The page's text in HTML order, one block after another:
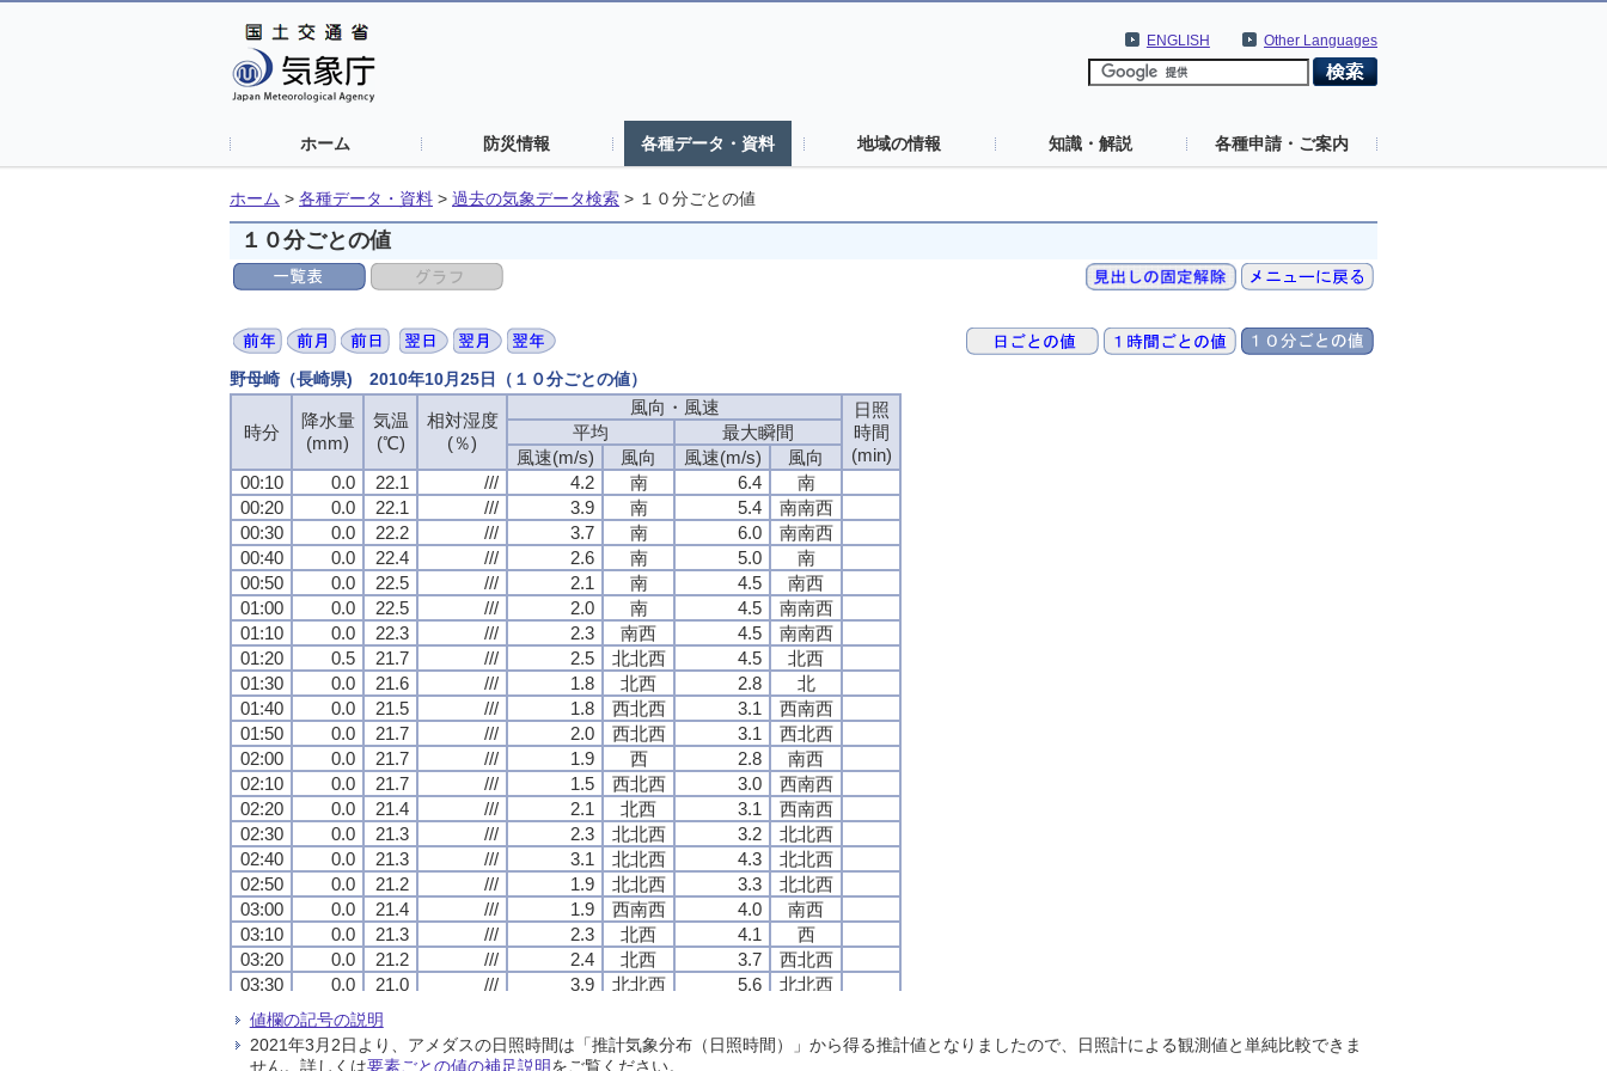
Other Languages
ENGLISH
ホーム 防災情報 各種データ・資料 地域の情報 知識・解説 各種申請・ご案内
ホーム > 各種データ・資料 > 過去の気象データ検索 > １０分ごとの値
１０分ごとの値
野母崎（長崎県) 2010年10月25日（１０分ごとの値）
時分
降水量
(mm)
気温
(℃)
相対湿度
(％)
風向・風速
日照
時間
(min)
平均
最大瞬間
風速(m/s)
風向 風速(m/s)
風向
00:10
0.0 22.1 /// 4.2 南 6.4
南
00:20
0.0 22.1 /// 3.9 南 5.4
南南西
00:30
0.0 22.2 /// 3.7 南 6.0
南南西
00:40
0.0 22.4 /// 2.6 南 5.0
南
00:50
0.0 22.5 /// 2.1 南 4.5
南西
01:00
0.0 22.5 /// 2.0 南 4.5
南南西
01:10
0.0 22.3 /// 2.3 南西 4.5
南南西
01:20
0.5 21.7 /// 2.5 北北西 4.5
北西
01:30
0.0 21.6 /// 1.8 北西 2.8
北
01:40
0.0 21.5 /// 1.8 西北西 3.1
西南西
01:50
0.0 21.7 /// 2.0 西北西 3.1
西北西
02:00
0.0 21.7 /// 1.9 西 2.8
南西
02:10
0.0 21.7 /// 1.5 西北西 3.0
西南西
02:20
0.0 21.4 /// 2.1 北西 3.1
西南西
02:30
0.0 21.3 /// 2.3 北北西 3.2
北北西
02:40
0.0 21.3 /// 3.1 北北西 4.3
北北西
02:50
0.0 21.2 /// 1.9 北北西 3.3
北北西
03:00
0.0 21.4 /// 1.9 西南西 4.0
南西
03:10
0.0 21.3 /// 2.3 北西 4.1
西
03:20
0.0 21.2 /// 2.4 北西 3.7
西北西
03:30
0.0 21.0 /// 3.9 北北西 5.6
北北西
03:40
0.0 21.0
03:50
0.0 20.9 /// 4.4 北北西 5.3
北北西
04:00
0.0 20.8 /// 4.6 北北西 5.3 北北西
時分
降水量
(mm)
気温
(℃)
相対湿度
(％)
風向・風速
日照
時間
(min)
平均
最大瞬間
風速(m/s)
風向 風速(m/s)
風向
00:10
0.0 22.1 /// 4.2 南 6.4
南
00:20
0.0 22.1 /// 3.9 南 5.4
南南西
00:30
0.0 22.2 /// 3.7 南 6.0
南南西
00:40
0.0 22.4 /// 2.6 南 5.0
南
00:50
0.0 22.5 /// 2.1 南 4.5
南西
01:00
0.0 22.5 /// 2.0 南 4.5
南南西
01:10
0.0 22.3 /// 2.3 南西 4.5
南南西
01:20
0.5 21.7 /// 2.5 北北西 4.5
北西
01:30
0.0 21.6 /// 1.8 北西 2.8
北
01:40
0.0 21.5 /// 1.8 西北西 3.1
西南西
01:50
0.0 21.7 /// 2.0 西北西 3.1
西北西
02:00
0.0 21.7 /// 1.9 西 2.8
南西
02:10
0.0 21.7 /// 1.5 西北西 3.0
西南西
02:20
0.0 21.4 /// 2.1 北西 3.1
西南西
02:30
0.0 21.3 /// 2.3 北北西 3.2
北北西
02:40
0.0 21.3 /// 3.1 北北西 4.3
北北西
02:50
0.0 21.2 /// 1.9 北北西 3.3
北北西
03:00
0.0 21.4 /// 1.9 西南西 4.0
南西
03:10
0.0 21.3 /// 2.3 北西 4.1
西
03:20
0.0 21.2 /// 2.4 北西 3.7
西北西
03:30
0.0 21.0 /// 3.9 北北西 5.6
北北西
03:40
0.0 21.0
03:50
0.0 20.9 /// 4.4 北北西 5.3
北北西
04:00
0.0 20.8 /// 4.6 北北西 5.3 北北西
時分
降水量
(mm)
気温
(℃)
相対湿度
(％)
風向・風速
日照
時間
(min)
平均
最大瞬間
風速(m/s)
風向 風速(m/s)
風向
00:10
0.0 22.1 /// 4.2 南 6.4
南
00:20
0.0 22.1 /// 3.9 南 5.4
南南西
00:30
0.0 22.2 /// 3.7 南 6.0
南南西
00:40
0.0 22.4 /// 2.6 南 5.0
南
00:50
0.0 22.5 /// 2.1 南 4.5
南西
01:00
0.0 22.5 /// 2.0 南 4.5
南南西
01:10
0.0 22.3 /// 2.3 南西 4.5
南南西
01:20
0.5 21.7 /// 2.5 北北西 4.5
北西
01:30
0.0 21.6 /// 1.8 北西 2.8
北
01:40
0.0 21.5 /// 1.8 西北西 3.1
西南西
01:50
0.0 21.7 /// 2.0 西北西 3.1
西北西
02:00
0.0 21.7 /// 1.9 西 2.8
南西
02:10
0.0 21.7 /// 1.5 西北西 3.0
西南西
02:20
0.0 21.4 /// 2.1 北西 3.1
西南西
02:30
0.0 21.3 /// 2.3 北北西 3.2
北北西
02:40
0.0 21.3 /// 3.1 北北西 4.3
北北西
02:50
0.0 21.2 /// 1.9 北北西 3.3
北北西
03:00
0.0 21.4 /// 1.9 西南西 4.0
南西
03:10
0.0 21.3 /// 2.3 北西 4.1
西
03:20
0.0 21.2 /// 2.4 北西 3.7
西北西
03:30
0.0 21.0 /// 3.9 北北西 5.6
北北西
03:40
0.0 21.0
03:50
0.0 20.9 /// 4.4 北北西 5.3
北北西
04:00
0.0 20.8 /// 4.6 北北西 5.3 北北西
時分
降水量
(mm)
気温
(℃)
相対湿度
(％)
風向・風速
日照
時間
(min)
平均
最大瞬間
風速(m/s)
風向 風速(m/s)
風向
00:10
0.0 22.1 /// 4.2 南 6.4
南
00:20
0.0 22.1 /// 3.9 南 5.4
南南西
00:30
0.0 22.2 /// 3.7 南 6.0
南南西
00:40
0.0 22.4 /// 2.6 南 5.0
南
00:50
0.0 22.5 /// 2.1 南 4.5
南西
01:00
0.0 22.5 /// 2.0 南 4.5
南南西
01:10
0.0 22.3 /// 2.3 南西 4.5
南南西
01:20
0.5 21.7 /// 2.5 北北西 4.5
北西
01:30
0.0 21.6 /// 1.8 北西 2.8
北
01:40
0.0 21.5 /// 1.8 西北西 3.1
西南西
01:50
0.0 21.7 /// 2.0 西北西 3.1
西北西
02:00
0.0 21.7 /// 1.9 西 2.8
南西
02:10
0.0 21.7 /// 1.5 西北西 3.0
西南西
02:20
0.0 21.4 /// 2.1 北西 3.1
西南西
02:30
0.0 21.3 /// 2.3 北北西 3.2
北北西
02:40
0.0 21.3 /// 3.1 北北西 4.3
北北西
02:50
0.0 21.2 /// 1.9 北北西 3.3
北北西
03:00
0.0 21.4 /// 1.9 西南西 4.0
南西
03:10
0.0 21.3 /// 2.3 北西 4.1
西
03:20
0.0 21.2 /// 2.4 北西 3.7
西北西
03:30
0.0 21.0 /// 3.9 北北西 5.6
北北西
03:40
0.0 21.0
03:50
0.0 20.9 /// 4.4 北北西 5.3
北北西
04:00
0.0 20.8 /// 4.6 北北西 5.3 北北西
値欄の記号の説明
2021年3月2日より、アメダスの日照時間は「推計気象分布（日照時間）」から得る推計値となりましたので、日照計による観測値と単純比較できま
せん。詳しくは要素ごとの値の補足説明をご覧ください。